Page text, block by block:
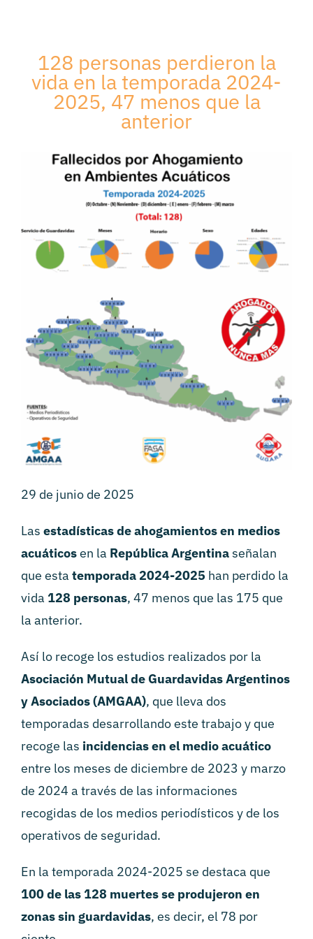
128 personas perdieron la
vida en la temporada 2024-
2025, 47 menos que la
anterior
29 de junio de 2025
Las estadísticas de ahogamientos en medios
acuáticosen la República Argentinaseñalan
que esta temporada 2024-2025han perdido la
vida 128 personas, 47 menos que las 175 que
la anterior.
Así lo recoge los estudios realizados por la
Asociación Mutual de Guardavidas Argentinos
y Asociados (AMGAA), que lleva dos
temporadas desarrollando este trabajo y que
recoge las incidencias en el medio acuático
entre los meses de diciembre de 2023 y marzo
de 2024 a través de las informaciones
recogidas de los medios periodísticos y de los
operativos de seguridad.
En la temporada 2024-2025 se destaca que
100 de las 128 muertes se produjeron en
zonas sin guardavidas, es decir, el 78 por